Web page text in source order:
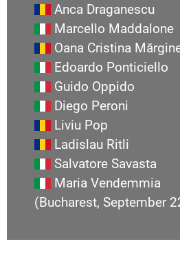
Anca Draganescu
Marcello Maddalone
Oana Cristina
Edoardo Ponticiello
Guido Oppido
Diego Peroni
Liviu Pop
Ladislau Ritli
Salvatore Savasta
Maria Vendemmia
(Bucharest, September